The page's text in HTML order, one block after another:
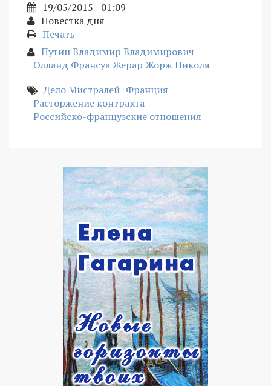
19/05/2015 - 01:09
Повестка дня
Печать
Путин Владимир Владимирович
Олланд Франсуа Жерар Жорж Николя
Дело Мистралей Франция
Расторжение контракта
Российско-французские отношения